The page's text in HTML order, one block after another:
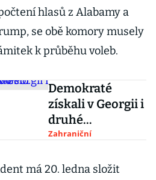
hlasů z Alabamy a
se obě komory musely
k průběhu voleb.
Demokraté
získali v Georgii i
druhé
senátorské
bude 50:50
Zahraniční
má 20. ledna složit